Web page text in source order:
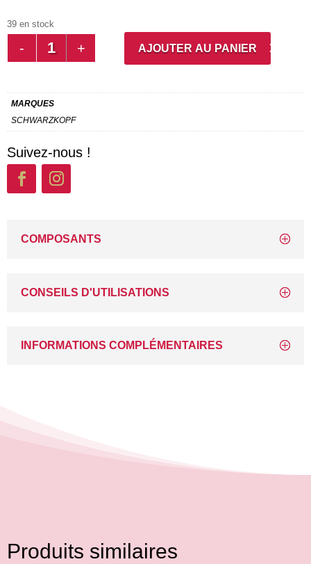
39 en stock
QUANTITÉ
500ML
AJOUTER AU PANIER
MARQUES
SCHWARZKOPF
Suivez-nous !
COMPOSANTS
CONSEILS D'UTILISATIONS
INFORMATIONS COMPLÉMENTAIRES
Produits similaires